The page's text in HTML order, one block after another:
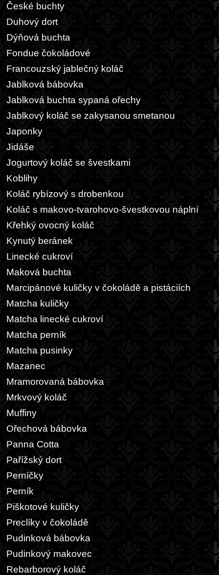
České buchty
Duhový dort
Dýňová buchta
Fondue čokoládové
Francouzský jablečný koláč
Jablková bábovka
Jablková buchta sypaná ořechy
Jablkový koláč se zakysanou smetanou
Japonky
Jidáše
Jogurtový koláč se švestkami
Koblihy
Koláč rybízový s drobenkou
Koláč s makovo-tvarohovo-švestkovou náplní
Křehký ovocný koláč
Kynutý beránek
Linecké cukroví
Maková buchta
Marcipánové kuličky v čokoládě a pistáciích
Matcha kuličky
Matcha linecké cukroví
Matcha perník
Matcha pusinky
Mazanec
Mramorovaná bábovka
Mrkvový koláč
Muffiny
Ořechová bábovka
Panna Cotta
Pařížský dort
Perníčky
Perník
Piškotové kuličky
Preclíky v čokoládě
Pudinková bábovka
Pudinkový makovec
Rebarborový koláč